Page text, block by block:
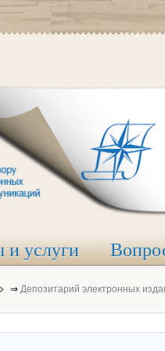
и услуги
⇒ Депозитарий электронных